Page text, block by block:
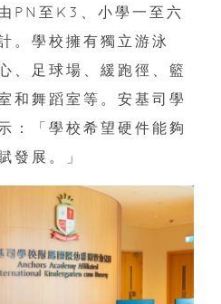
PN至K3、小學一至六
。學校擁有獨立游泳
、足球場、緩跑徑、籃
和舞蹈室等。安基司學
：「學校希望硬件能夠
發展。」